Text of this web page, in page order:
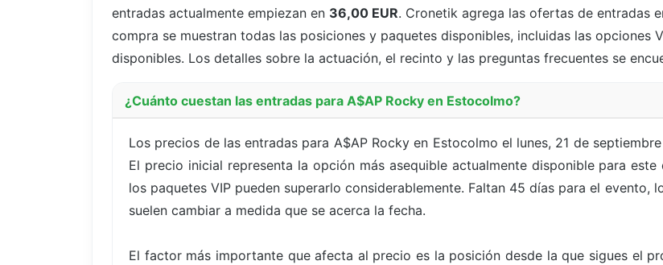
entradas actualmente empiezan en 36,00 EUR. Cronetik agrega las ofertas de entradas
compra se muestran todas las posiciones y paquetes disponibles, incluidas las opciones
disponibles. Los detalles sobre la actuación, el recinto y las preguntas frecuentes se
¿Cuánto cuestan las entradas para A$AP Rocky en Estocolmo?
Los precios de las entradas para A$AP Rocky en Estocolmo el lunes, 21 de
El precio inicial representa la opción más asequible actualmente disponible para
los paquetes VIP pueden superarlo considerablemente. Faltan 45 días para el
suelen cambiar a medida que se acerca la fecha.
El factor más importante que afecta al precio es la posición desde la que sigues el